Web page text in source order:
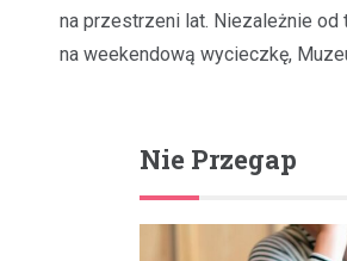
na przestrzeni lat. Niezależnie
na weekendową wycieczkę,
Nie Przegap